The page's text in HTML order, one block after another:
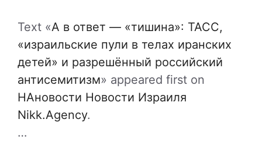
Text «А в ответ — «тишина»: ТАСС,
«израильские пули в телах иранских
детей» и разрешённый российский
антисемитизм» appeared first on
НАновости Новости Израиля
Nikk.Agency.
…